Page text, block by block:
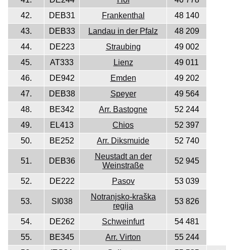
42.
DEB31 Frankenthal
48 140
43.
DEB33 Landau in der Pfalz
48 209
44.
DE223 Straubing
49 002
45.
AT333 Lienz
49 011
46.
DE942 Emden
49 202
47.
DEB38 Speyer
49 564
48.
BE342 Arr. Bastogne
52 244
49.
EL413 Chios
52 397
50.
BE252 Arr. Diksmuide 52 740
51. DEB36
Neustadt an der
Weinstraße
52 945
52. DE222 Pasov 53 039
53. SI038
Notranjsko-kraška
regija
53 826
54. DE262 Schweinfurt
54 481
55.
BE345 Arr. Virton
55 244